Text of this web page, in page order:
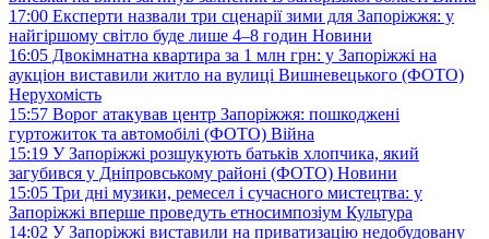
17:00 Експерти назвали три сценарії зими для Запоріжжя: у
найгіршому світло буде лише 4–8 годин Новини
16:05 Двокімнатна квартира за 1 млн грн: у Запоріжжі на
аукціон виставили житло на вулиці Вишневецького (ФОТО)
Нерухомість
15:57 Ворог атакував центр Запоріжжя: пошкоджені
гуртожиток та автомобілі (ФОТО) Війна
15:19 У Запоріжжі розшукують батьків хлопчика, який
загубився у Дніпровському районі (ФОТО) Новини
15:05 Три дні музики, ремесел і сучасного мистецтва: у
Запоріжжі вперше проведуть етносимпозіум Культура
14:02 У Запоріжжі виставили на приватизацію недобудовану